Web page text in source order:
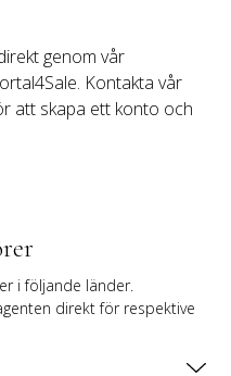
genom vår
Kontakta vår
att skapa ett konto och
i följande länder.
direkt för respektive